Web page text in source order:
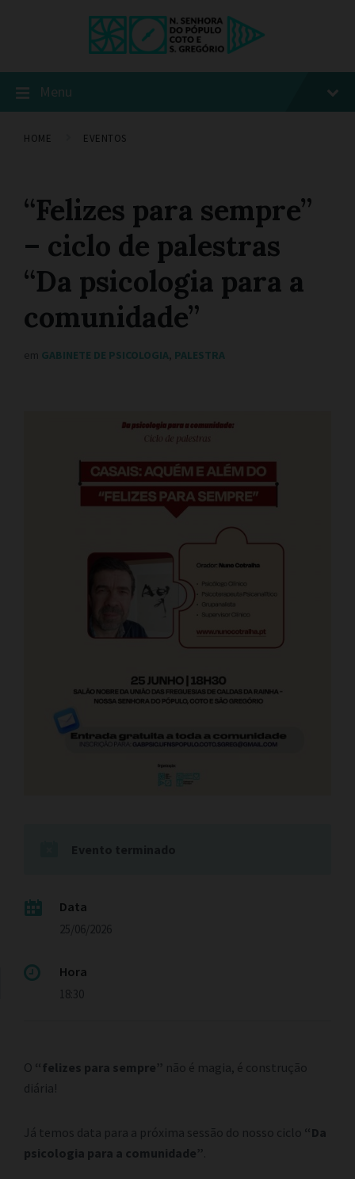
Menu
HOME EVENTOS
“Felizes para sempre”
– ciclo de palestras
“Da psicologia para a
comunidade”
em GABINETE DE PSICOLOGIA, PALESTRA
Data
25/06/2026
Hora
18:30
O “felizes para sempre” não é magia, é construção
diária!
Já temos data para a próxima sessão do nosso ciclo “Da
psicologia para a comunidade”